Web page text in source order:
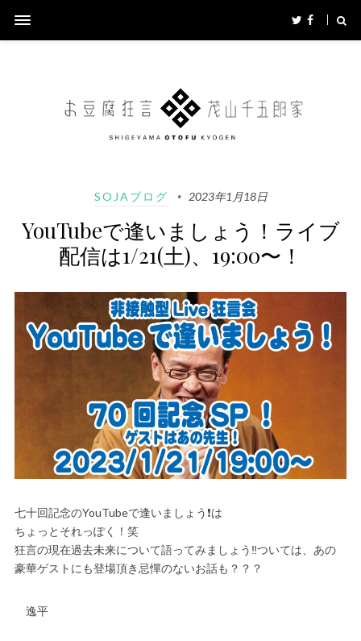
SOJAブログ 2023年1月18日
YouTubeで逢いましょう！ライブ
配信は1/21(土)、19:00〜！
七十回記念のYouTubeで逢いましょう❗️は
ちょっとそれっぽく！笑
狂言の現在過去未来について語ってみましょう‼️ついては、あの
豪華ゲストにも登場頂き忌憚のないお話も？？？
逸平